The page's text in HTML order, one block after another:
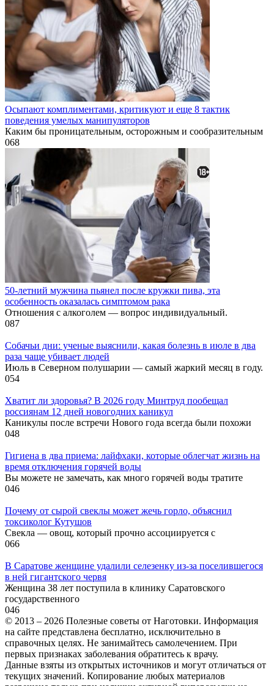
Осыпают комплиментами, критикуют и еще 8 тактик
поведения умелых манипуляторов
Каким бы проницательным, осторожным и сообразительным
068
50-летний мужчина пьянел после кружки пива, эта
особенность оказалась симптомом рака
Отношения с алкоголем — вопрос индивидуальный.
087
Собачьи дни: ученые выяснили, какая болезнь в июле в два
раза чаще убивает людей
Июль в Северном полушарии — самый жаркий месяц в году.
054
Хватит ли здоровья? В 2026 году Минтруд пообещал
россиянам 12 дней новогодних каникул
Каникулы после встречи Нового года всегда были похожи
048
Гигиена в два приема: лайфхаки, которые облегчат жизнь на
время отключения горячей воды
Вы можете не замечать, как много горячей воды тратите
046
Почему от сырой свеклы может жечь горло, объяснил
токсиколог Кутушов
Свекла — овощ, который прочно ассоциируется с
066
В Саратове женщине удалили селезенку из-за поселившегося
в ней гигантского червя
Женщина 38 лет поступила в клинику Саратовского
государственного
046
© 2013 – 2026 Полезные советы от Наготовки. Информация
на сайте представлена бесплатно, исключительно в
справочных целях. Не занимайтесь самолечением. При
первых признаках заболевания обратитесь к врачу.
Данные взяты из открытых источников и могут отличаться от
текущих значений. Копирование любых материалов